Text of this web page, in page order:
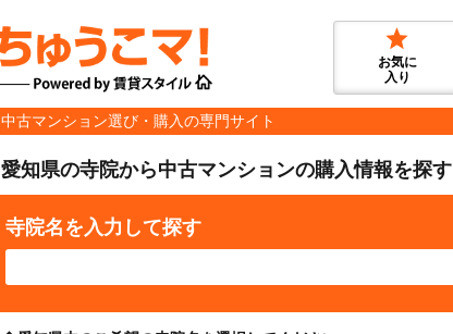
お気に
入り
中古マンション選び・購入の専門サイト
愛知県の寺院から中古マンションの購入情報を探す
寺院名を入力して探す